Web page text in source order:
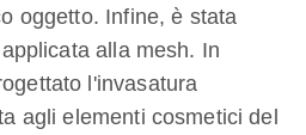
oggetto. Infine, è stata
alla mesh. In
l'invasatura
agli elementi cosmetici del